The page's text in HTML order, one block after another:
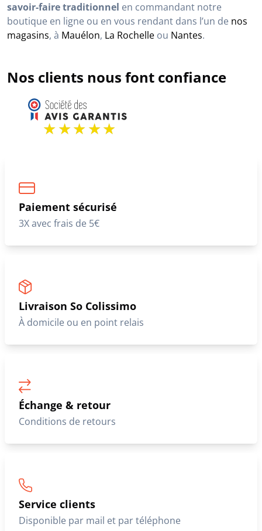
savoir-faire traditionnel en commandant notre
boutique en ligne ou en vous rendant dans l’un de nos
magasins, à Mauélon, La Rochelle ou Nantes.
Nos clients nous font confiance
Paiement sécurisé
3X avec frais de 5€
Livraison So Colissimo
À domicile ou en point relais
Échange & retour
Conditions de retours
Service clients
Disponible par mail et par téléphone